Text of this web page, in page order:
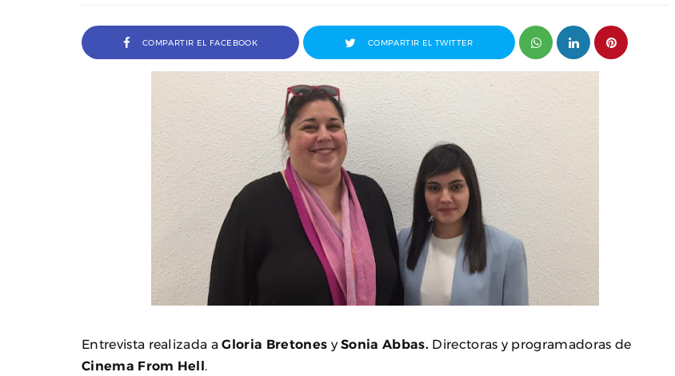
COMPARTIR EL FACEBOOK COMPARTIR EL TWITTER
Entrevista realizada aGloria Bretones ySonia Abbas. Directoras y programadoras de
Cinema From Hell
Entrevista a Jordi Arencón y Pablo J.
Cosco, codirectores de Amigo Invisible